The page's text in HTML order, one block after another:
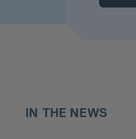
IN THE NEWS